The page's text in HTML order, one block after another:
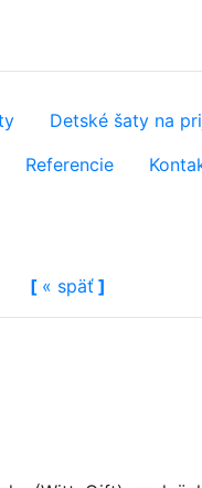
Detské šaty na
Referencie
[ « späť]